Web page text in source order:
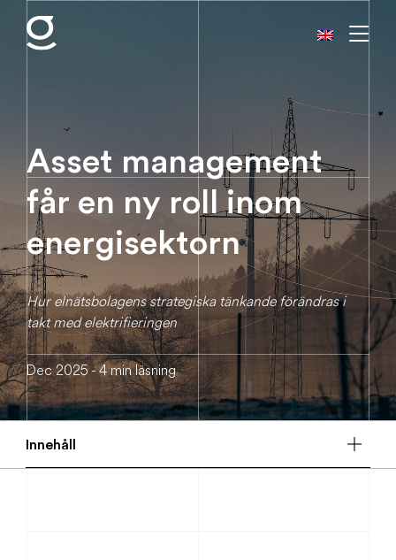
Asset management
får en ny roll inom
energisektorn
Hur elnätsbolagens strategiska tänkande förändras i
takt med elektrifieringen
Dec 2025 - 4 min läsning
Innehåll